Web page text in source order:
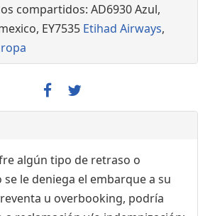
compartidos: AD6930 Azul,
EY7535 Etihad Airways,
algún tipo de retraso o
se le deniega el embarque a su
u overbooking, podría